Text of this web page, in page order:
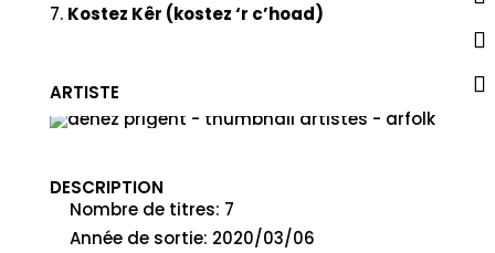
Kostez Kêr (kostez ‘r c’hoad)
ARTISTE
DENEZ PRIGENT
DESCRIPTION
Nombre de titres: 7
Année de sortie: 2020/03/06